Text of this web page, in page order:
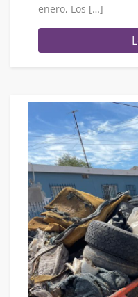
enero, Los […]